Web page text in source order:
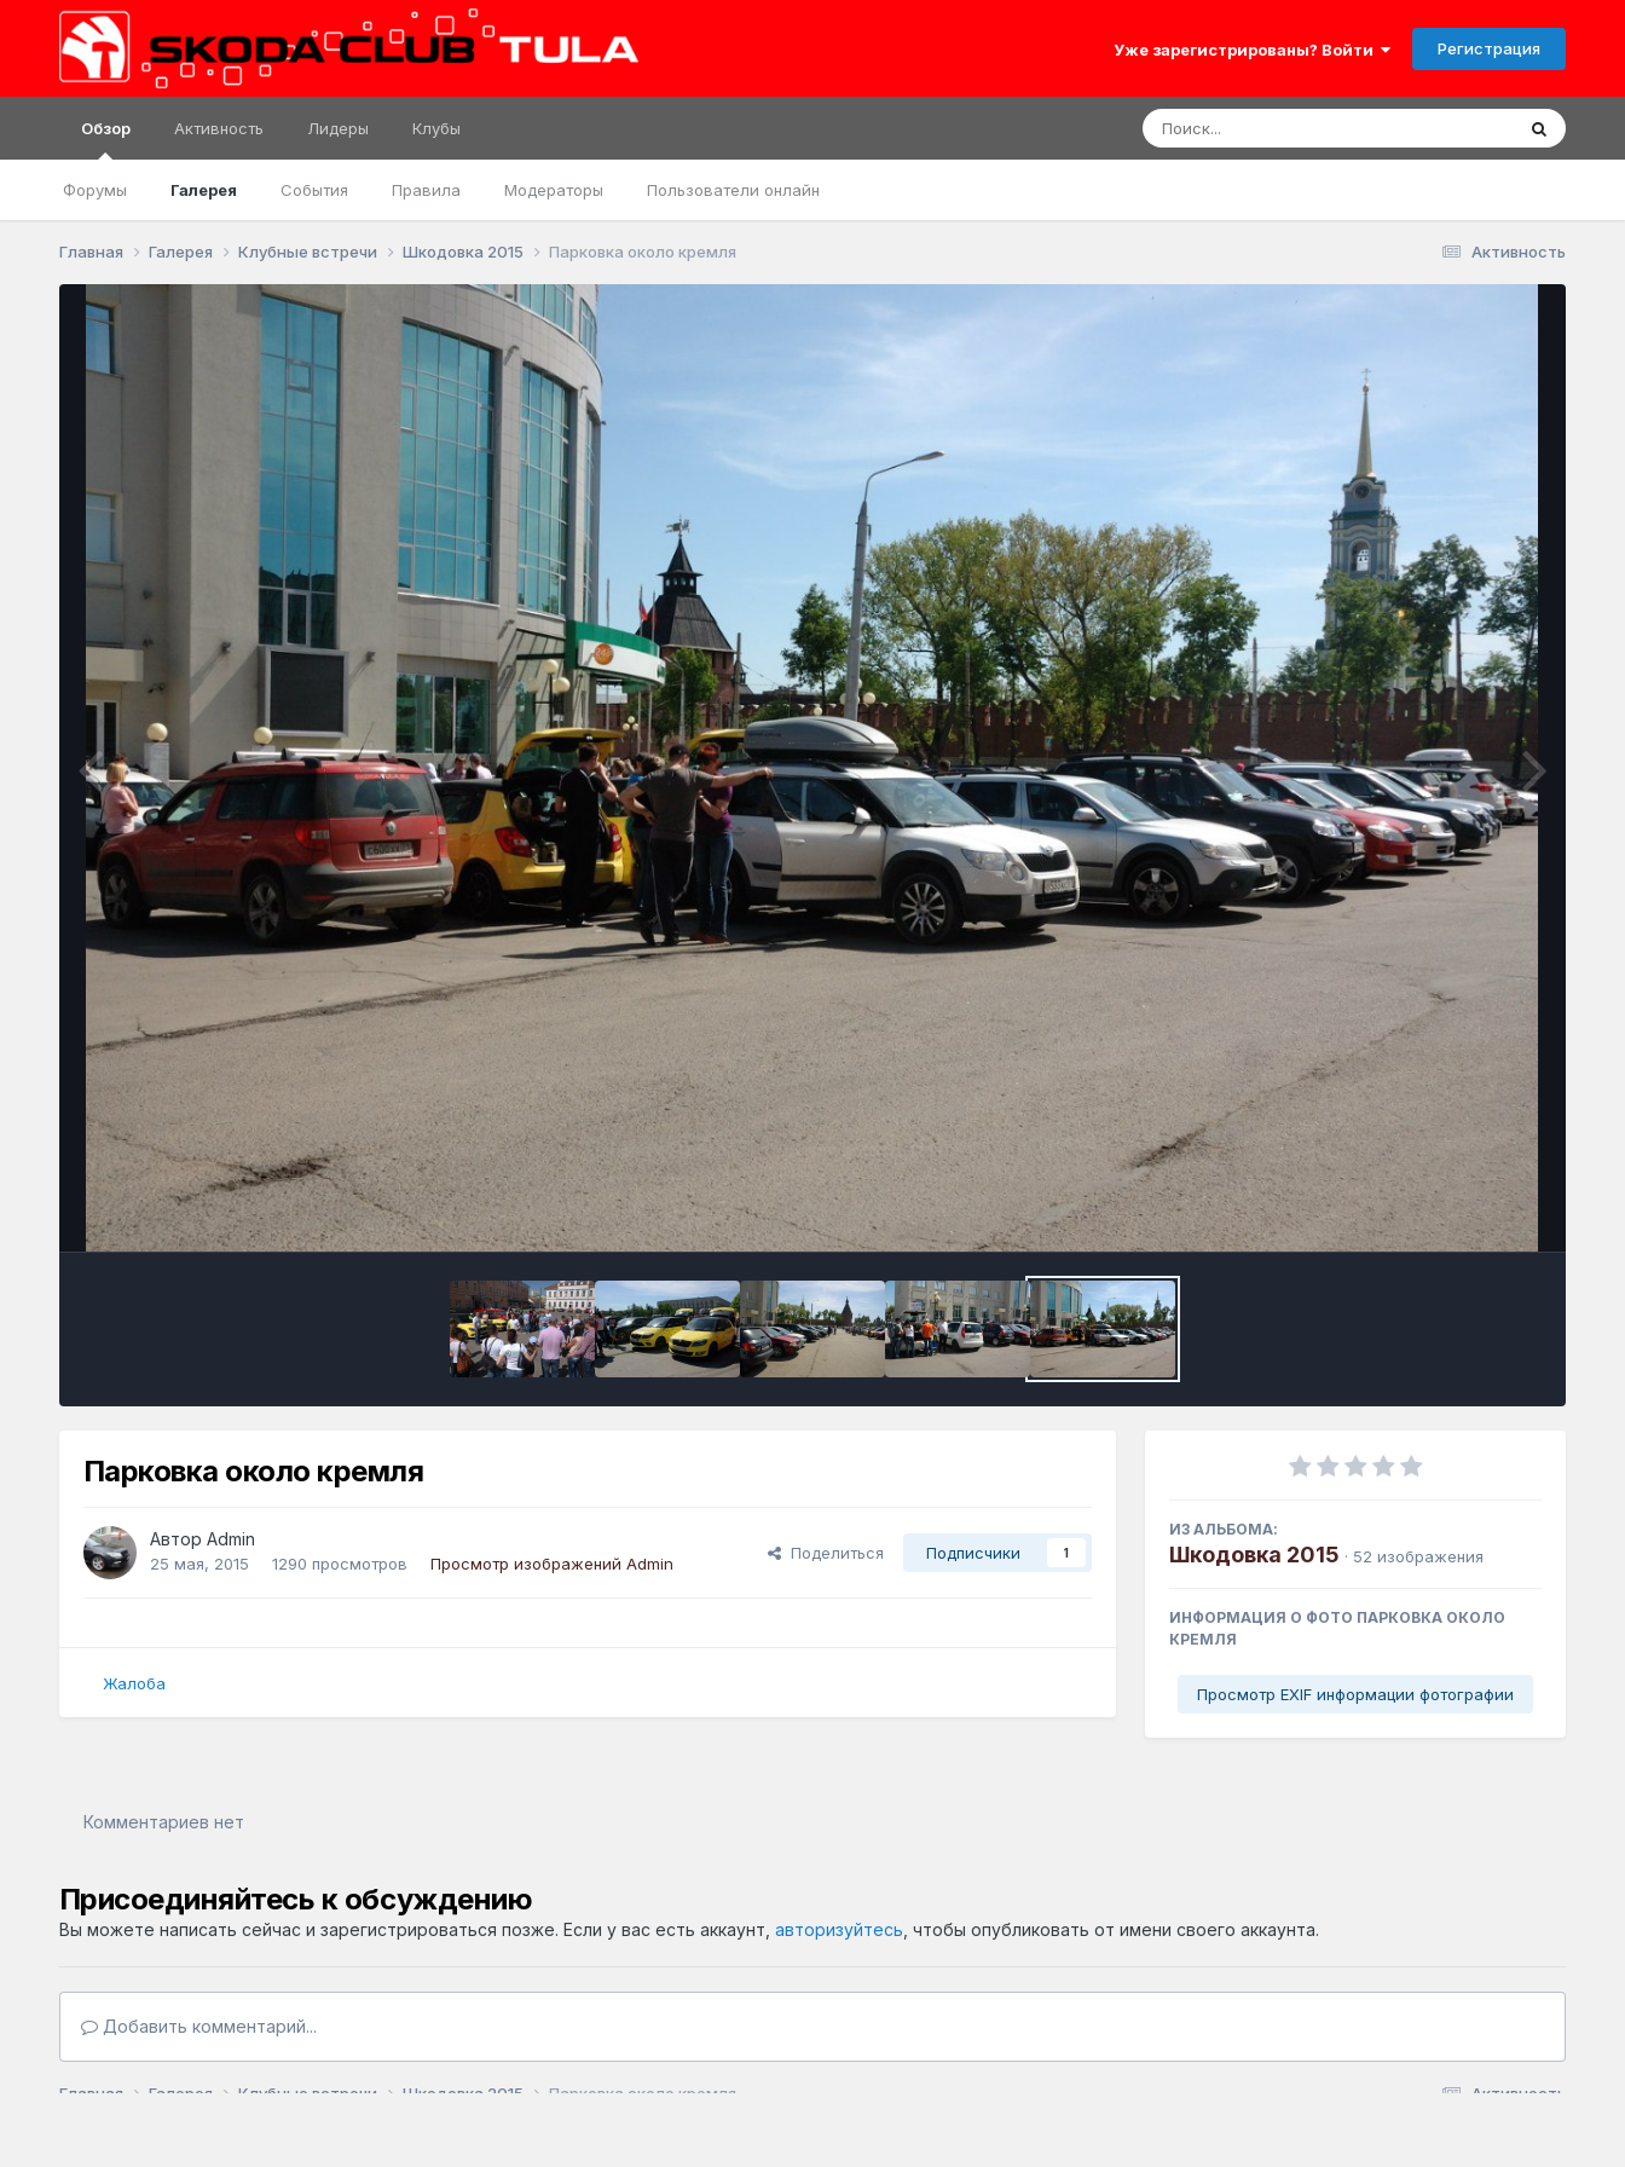
Уже зарегистрированы? Войти Регистрация
Обзор
Форумы Галерея События Правила Модераторы Пользователи онлайн
Активность Лидеры Клубы
Активность
Главная Галерея Клубные встречи Шкодовка 2015 Парковка около кремля
Инструменты
Парковка около кремля
Автор Admin
25 мая, 2015 1290 просмотров Просмотр изображений Admin
Поделиться Подписчики 1
Жалоба
ИЗ АЛЬБОМА:
Шкодовка 2015 · 52 изображения
ИНФОРМАЦИЯ О ФОТО ПАРКОВКА ОКОЛО
КРЕМЛЯ
Просмотр EXIF информации фотографии
Комментариев нет
Присоединяйтесь к обсуждению
Вы можете написать сейчас и зарегистрироваться позже. Если у вас есть аккаунт, авторизуйтесь , чтобы опубликовать от имени своего аккаунта.
Добавить комментарий...
Активность
Главная Галерея Клубные встречи Шкодовка 2015 Парковка около кремля